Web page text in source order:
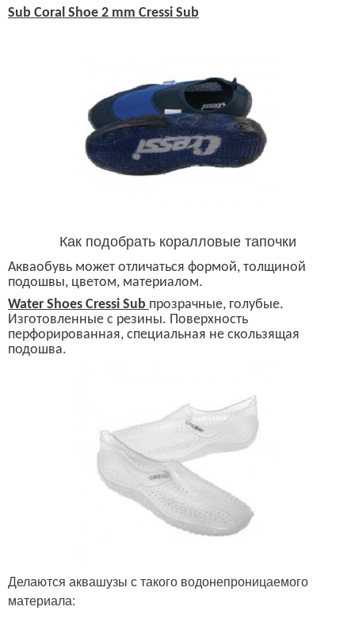
Sub Coral Shoe 2 mm Cressi Sub
Как подобрать коралловые тапочки
Акваобувь может отличаться формой, толщиной
подошвы, цветом, материалом.
Water Shoes Cressi Sub прозрачные, голубые.
Изготовленные с резины. Поверхность
перфорированная, специальная не скользящая
подошва.
Делаются аквашузы с такого водонепроницаемого
материала: